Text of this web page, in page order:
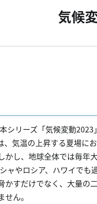
気候
シリーズ「気候変動2023
、気温の上昇する夏場に
かし、地球全体では毎年
ャやロシア、ハワイで
かすだけでなく、大量の
ん。